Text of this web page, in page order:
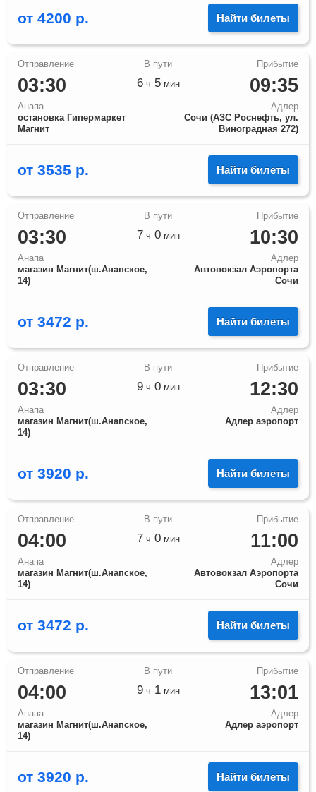
от 4200 р. Найти билеты
03:30
Анапа
остановка Гипермаркет
Магнит
09:35
Адлер
Сочи (АЗС Роснефть, ул.
Виноградная 272)
6ч 5мин
от 3535 р. Найти билеты
03:30
Анапа
магазин Магнит(ш.Анапское,
14)
10:30
Адлер
Автовокзал Аэропорта
Сочи
7 ч 0мин
от 3472 р. Найти билеты
03:30
Анапа
магазин Магнит(ш.Анапское,
14)
12:30
Адлер
Адлер аэропорт
9ч 0мин
от 3920 р. Найти билеты
04:00
Анапа
магазин Магнит(ш.Анапское,
14)
11:00
Адлер
Автовокзал Аэропорта
Сочи
7 ч 0мин
от 3472 р. Найти билеты
04:00
Анапа
магазин Магнит(ш.Анапское,
14)
13:01
Адлер
Адлер аэропорт
9ч 1мин
от 3920 р. Найти билеты